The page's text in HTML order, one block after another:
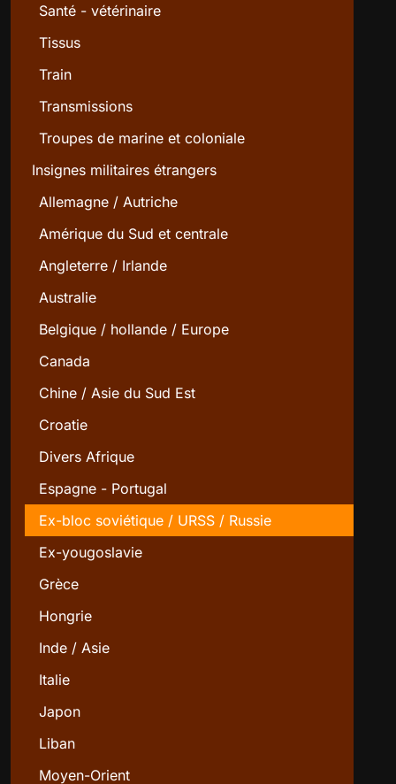
Santé - vétérinaire
Tissus
Train
Transmissions
Troupes de marine et coloniale
Insignes militaires étrangers
Allemagne / Autriche
Amérique du Sud et centrale
Angleterre / Irlande
Australie
Belgique / hollande / Europe
Canada
Chine / Asie du Sud Est
Croatie
Divers Afrique
Espagne - Portugal
Ex-bloc soviétique / URSS / Russie
Ex-yougoslavie
Grèce
Hongrie
Inde / Asie
Italie
Japon
Liban
Moyen-Orient